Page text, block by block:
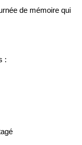
de mémoire qui
: